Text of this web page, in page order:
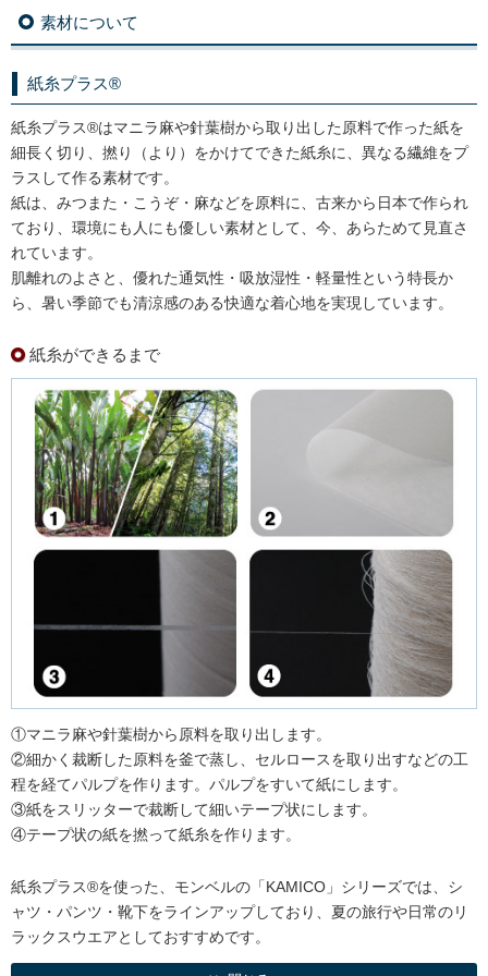
素材について
紙糸プラス®
紙糸プラス®はマニラ麻や針葉樹から取り出した原料で作った紙を
細長く切り、撚り（より）をかけてできた紙糸に、異なる繊維をプ
ラスして作る素材です。
紙は、みつまた・こうぞ・麻などを原料に、古来から日本で作られ
ており、環境にも人にも優しい素材として、今、あらためて見直さ
れています。
肌離れのよさと、優れた通気性・吸放湿性・軽量性という特長か
ら、暑い季節でも清涼感のある快適な着心地を実現しています。
紙糸ができるまで
①マニラ麻や針葉樹から原料を取り出します。
②細かく裁断した原料を釜で蒸し、セルロースを取り出すなどの工
程を経てパルプを作ります。パルプをすいて紙にします。
③紙をスリッターで裁断して細いテープ状にします。
④テープ状の紙を撚って紙糸を作ります。
紙糸プラス®を使った、モンベルの「KAMICO」シリーズでは、シ
ャツ・パンツ・靴下をラインアップしており、夏の旅行や日常のリ
ラックスウエアとしておすすめです。